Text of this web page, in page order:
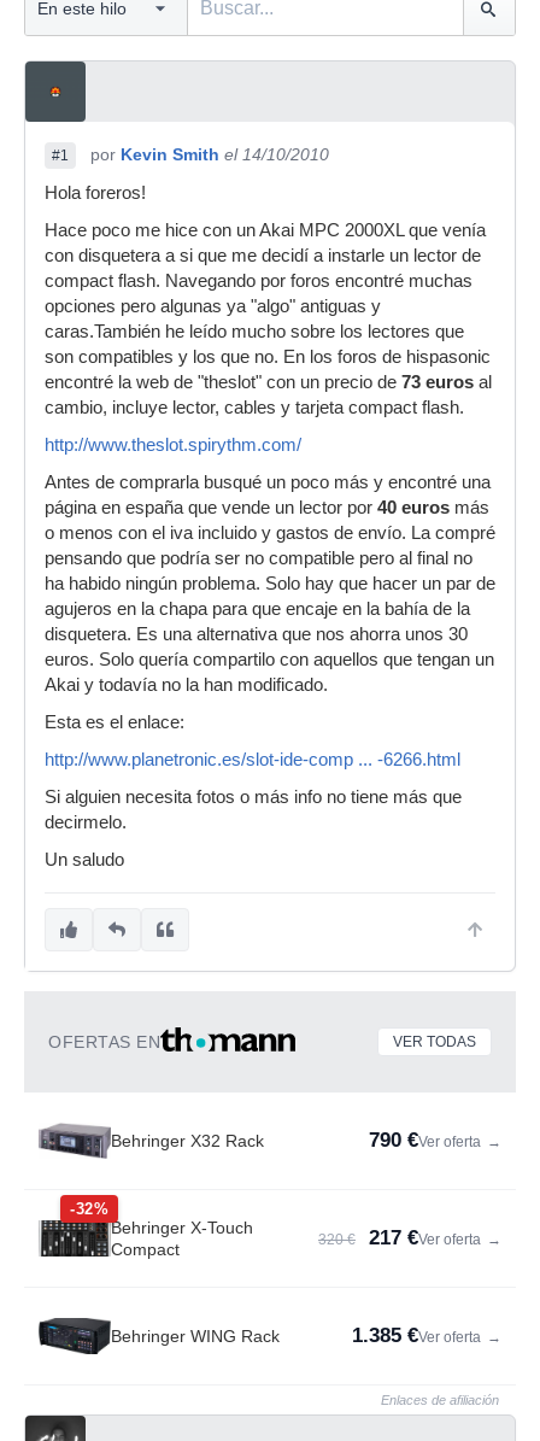
#1 por Kevin Smith el 14/10/2010
Hola foreros!
Hace poco me hice con un Akai MPC 2000XL que venía
con disquetera a si que me decidí a instarle un lector de
compact flash. Navegando por foros encontré muchas
opciones pero algunas ya "algo" antiguas y
caras.También he leído mucho sobre los lectores que
son compatibles y los que no. En los foros de hispasonic
encontré la web de "theslot" con un precio de 73 euros al
cambio, incluye lector, cables y tarjeta compact flash.
http://www.theslot.spirythm.com/
Antes de comprarla busqué un poco más y encontré una
página en españa que vende un lector por 40 euros más
o menos con el iva incluido y gastos de envío. La compré
pensando que podría ser no compatible pero al final no
ha habido ningún problema. Solo hay que hacer un par de
agujeros en la chapa para que encaje en la bahía de la
disquetera. Es una alternativa que nos ahorra unos 30
euros. Solo quería compartilo con aquellos que tengan un
Akai y todavía no la han modificado.
Esta es el enlace:
http://www.planetronic.es/slot-ide-comp ... -6266.html
Si alguien necesita fotos o más info no tiene más que
decirmelo.
Un saludo
OFERTAS EN VER TODAS
Behringer X32 Rack 790 €Ver oferta →
-32%
Behringer X-Touch
Compact
320 € 217 €Ver oferta →
Behringer WING Rack 1.385 €Ver oferta →
Enlaces de afiliación